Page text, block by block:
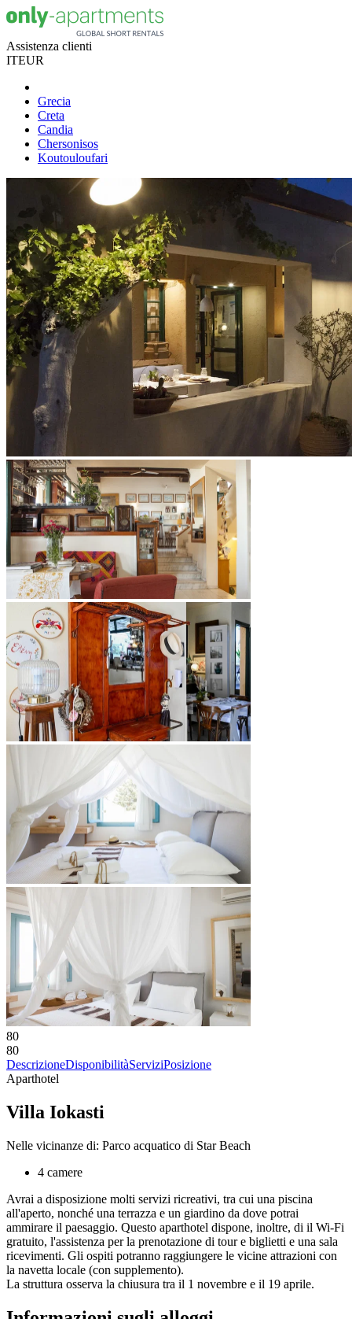
Assistenza clienti
ITEUR
Grecia
Creta
Candia
Chersonisos
Koutouloufari
80
80
DescrizioneDisponibilitàServiziPosizione
Aparthotel
Villa Iokasti
Nelle vicinanze di: Parco acquatico di Star Beach
4 camere
Avrai a disposizione molti servizi ricreativi, tra cui una piscina
all'aperto, nonché una terrazza e un giardino da dove potrai
ammirare il paesaggio. Questo aparthotel dispone, inoltre, di il Wi-Fi
gratuito, l'assistenza per la prenotazione di tour e biglietti e una sala
ricevimenti. Gli ospiti potranno raggiungere le vicine attrazioni con
la navetta locale (con supplemento).
La struttura osserva la chiusura tra il 1 novembre e il 19 aprile.